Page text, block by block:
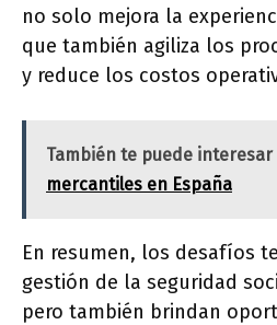
no solo mejora la
que también agiliza los
y reduce los costos
También te puede interesar
mercantiles en España
En resumen, los desafíos
gestión de la seguridad
pero también brindan